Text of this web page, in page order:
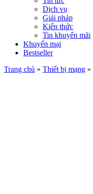
Dịch vụ
Giải pháp
Kiến thức
Tin khuyến mãi
Khuyến mại
Bestseller
Trang chủ » Thiết bị mạng »